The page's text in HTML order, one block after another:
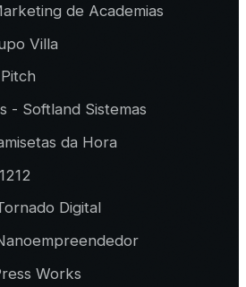
de Academias
Villa
- Softland Sistemas
da Hora
Digital
Works